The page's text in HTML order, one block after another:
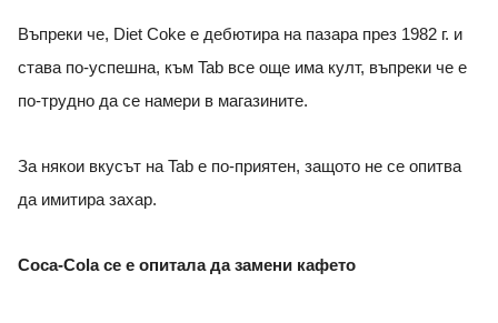
Въпреки че, Diet Coke е дебютира на пазара през 1982 г. и
става по-успешна, към Tab все още има култ, въпреки че е
по-трудно да се намери в магазините.
За някои вкусът на Tab е по-приятен, защото не се опитва
да имитира захар.
Coca-Cola се е опитала да замени кафето